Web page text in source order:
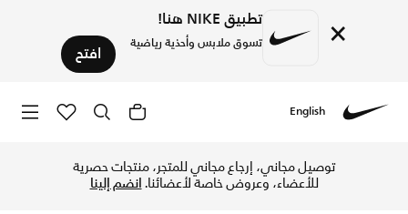
× تطبيق NIKE هنا!
تسوق ملابس وأحذية رياضية افتح
English
توصيل مجاني، إرجاع مجاني للمتجر، منتجات حصرية
للأعضاء، وعروض خاصة لأعضائنا.انضم إلينا